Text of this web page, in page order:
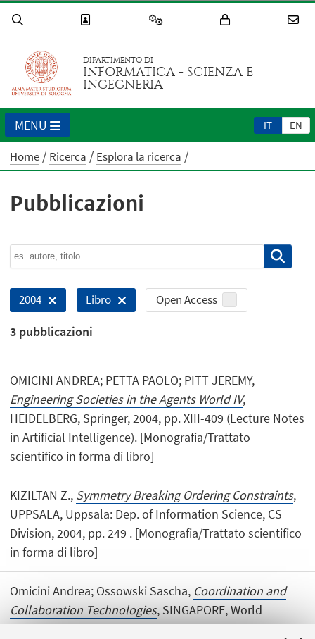
DIPARTIMENTO DI
INFORMATICA - SCIENZA E
INGEGNERIA
IT EN
MENU
Home Ricerca Esplora la ricerca
Pubblicazioni
2004 Libro Open Access
3 pubblicazioni
OMICINI ANDREA; PETTA PAOLO; PITT JEREMY,
Engineering Societies in the Agents World IV,
HEIDELBERG, Springer, 2004, pp. XIII-409 (Lecture Notes
in Artificial Intelligence). [Monografia/Trattato
scientifico in forma di libro]
KIZILTAN Z., Symmetry Breaking Ordering Constraints,
UPPSALA, Uppsala: Dep. of Information Science, CS
Division, 2004, pp. 249 . [Monografia/Trattato scientifico
in forma di libro]
Omicini Andrea; Ossowski Sascha, Coordination and
Collaboration Technologies, SINGAPORE, World
Scientific Publishing, 2004, pp. 119 (International